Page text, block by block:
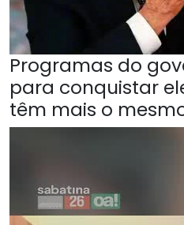
Programas do
para conquistar
têm mais o